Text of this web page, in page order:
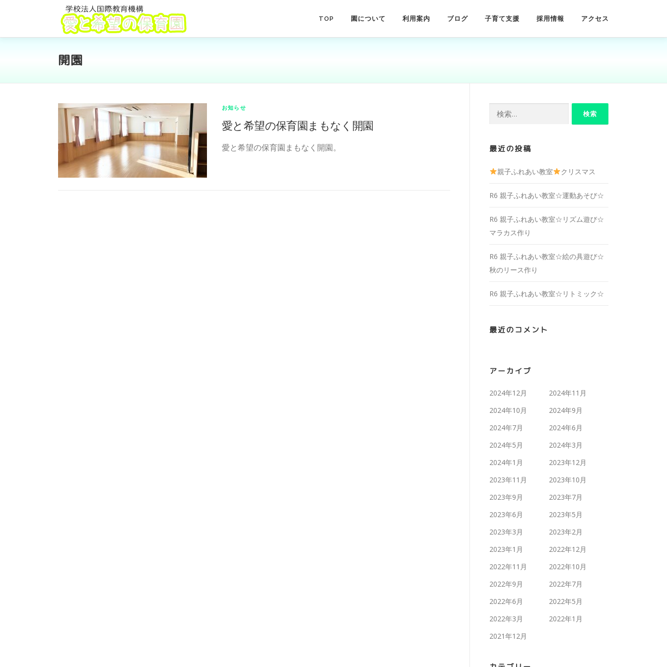
ス
TOP 園について 利用案内 ブログ 子育て支援 採用情報 アクセス
開園
お知らせ
愛と希望の保育園まもなく開園
愛と希望の保育園まもなく開園。 最近の投稿
親子ふれあい教室 クリスマス
R6 親子ふれあい教室☆運動あそび☆
R6 親子ふれあい教室☆リズム遊び☆
マラカス作り
R6 親子ふれあい教室☆絵の具遊び☆
秋のリース作り
R6 親子ふれあい教室☆リトミック☆
最近のコメント
アーカイブ
2024年12月
2024年11月
2024年10月
2024年9月
2024年7月
2024年6月
2024年5月
2024年3月
2024年1月
2023年12月
2023年11月
2023年10月
2023年9月
2023年7月
2023年6月
2023年5月
2023年3月
2023年2月
2023年1月
2022年12月
2022年11月
2022年10月
2022年9月
2022年7月
2022年6月
2022年5月
2022年3月
2022年1月
2021年12月